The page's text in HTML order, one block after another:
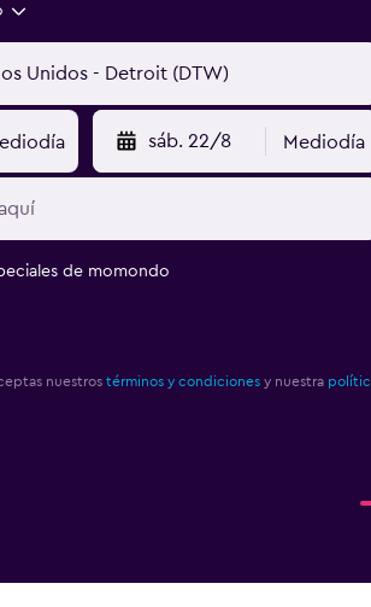
sáb. 22/8 Mediodía
de momondo
nuestros términos y condicionesy nuestra